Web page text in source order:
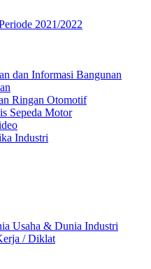
2021/2022
dan Informasi Bangunan
Ringan Otomotif
Sepeda Motor
Industri
Usaha & Dunia Industri
/ Diklat